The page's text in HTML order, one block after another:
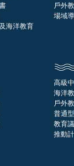
海洋教育
戶外
場域
高級
海洋
戶外
普通
教育
推動